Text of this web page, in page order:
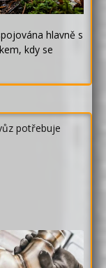
hlavně s
kdy se
potřebuje